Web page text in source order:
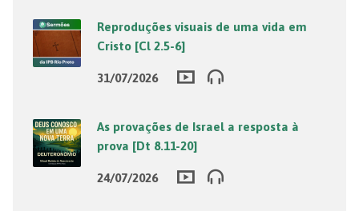
Reproduções visuais de uma vida em
Cristo [Cl 2.5-6]
31/07/2026
As provações de Israel a resposta à
prova [Dt 8.11-20]
24/07/2026